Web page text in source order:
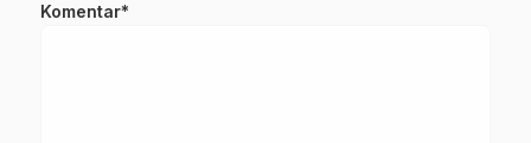
Komentar*